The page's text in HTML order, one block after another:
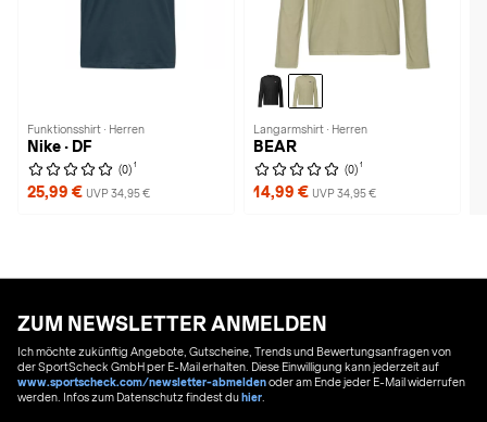
Funktionsshirt · Herren
Nike · DF
(0) 1
25,99 € UVP 34,95 €
Langarmshirt · Herren
BEAR
(0) 1
14,99 € UVP 34,95 €
ZUM NEWSLETTER ANMELDEN
Ich möchte zukünftig Angebote, Gutscheine, Trends und Bewertungsanfragen von
der SportScheck GmbH per E-Mail erhalten. Diese Einwilligung kann jederzeit auf
www.sportscheck.com/newsletter-abmeldenoder am Ende jeder E-Mail widerrufen
werden. Infos zum Datenschutz findest duhier